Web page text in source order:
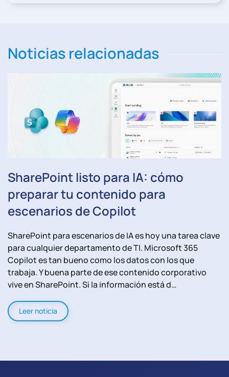
Noticias relacionadas
SharePoint listo para IA: cómo
preparar tu contenido para
escenarios de Copilot
SharePoint para escenarios de IA es hoy una tarea clave
para cualquier departamento de TI. Microsoft 365
Copilot es tan bueno como los datos con los que
trabaja. Y buena parte de ese contenido corporativo
vive en SharePoint. Si la información está d…
Leer noticia